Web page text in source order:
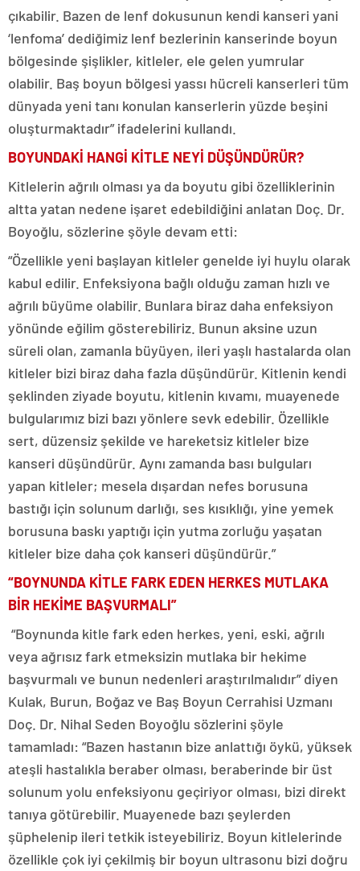
çıkabilir. Bazen de lenf dokusunun kendi kanseri yani
‘lenfoma’ dediğimiz lenf bezlerinin kanserinde boyun
bölgesinde şişlikler, kitleler, ele gelen yumrular
olabilir. Baş boyun bölgesi yassı hücreli kanserleri tüm
dünyada yeni tanı konulan kanserlerin yüzde beşini
oluşturmaktadır” ifadelerini kullandı.
BOYUNDAKİ HANGİ KİTLE NEYİ DÜŞÜNDÜRÜR?
Kitlelerin ağrılı olması ya da boyutu gibi özelliklerinin
altta yatan nedene işaret edebildiğini anlatan Doç. Dr.
Boyoğlu, sözlerine şöyle devam etti:
“Özellikle yeni başlayan kitleler genelde iyi huylu olarak
kabul edilir. Enfeksiyona bağlı olduğu zaman hızlı ve
ağrılı büyüme olabilir. Bunlara biraz daha enfeksiyon
yönünde eğilim gösterebiliriz. Bunun aksine uzun
süreli olan, zamanla büyüyen, ileri yaşlı hastalarda olan
kitleler bizi biraz daha fazla düşündürür. Kitlenin kendi
şeklinden ziyade boyutu, kitlenin kıvamı, muayenede
bulgularımız bizi bazı yönlere sevk edebilir. Özellikle
sert, düzensiz şekilde ve hareketsiz kitleler bize
kanseri düşündürür. Aynı zamanda bası bulguları
yapan kitleler; mesela dışardan nefes borusuna
bastığı için solunum darlığı, ses kısıklığı, yine yemek
borusuna baskı yaptığı için yutma zorluğu yaşatan
kitleler bize daha çok kanseri düşündürür.”
“BOYNUNDA KİTLE FARK EDEN HERKES MUTLAKA
BİR HEKİME BAŞVURMALI”
“Boynunda kitle fark eden herkes, yeni, eski, ağrılı
veya ağrısız fark etmeksizin mutlaka bir hekime
başvurmalı ve bunun nedenleri araştırılmalıdır” diyen
Kulak, Burun, Boğaz ve Baş Boyun Cerrahisi Uzmanı
Doç. Dr. Nihal Seden Boyoğlu sözlerini şöyle
tamamladı: “Bazen hastanın bize anlattığı öykü, yüksek
ateşli hastalıkla beraber olması, beraberinde bir üst
solunum yolu enfeksiyonu geçiriyor olması, bizi direkt
tanıya götürebilir. Muayenede bazı şeylerden
şüphelenip ileri tetkik isteyebiliriz. Boyun kitlelerinde
özellikle çok iyi çekilmiş bir boyun ultrasonu bizi doğru